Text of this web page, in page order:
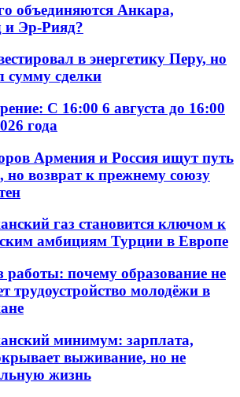
объединяются Анкара,
и Эр-Рияд?
в энергетику Перу, но
сумму сделки
С 16:00 6 августа до 16:00
года
Армения и Россия ищут путь
но возврат к прежнему союзу
газ становится ключом к
амбициям Турции в Европе
работы: почему образование не
трудоустройство молодёжи в
минимум: зарплата,
выживание, но не
жизнь